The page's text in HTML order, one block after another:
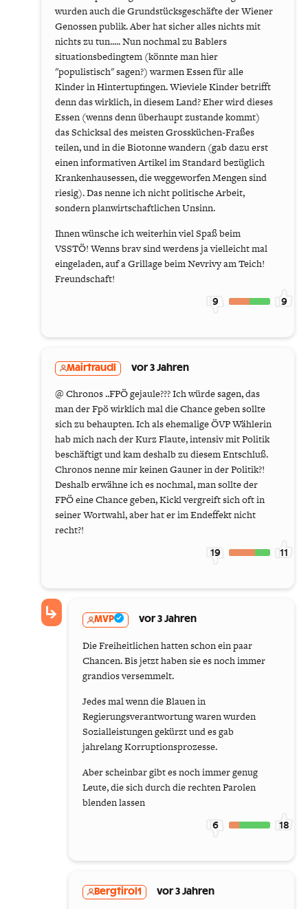
wurden auch die Grundstücksgeschäfte der Wiener
Genossen publik. Aber hat sicher alles nichts mit
nichts zu tun..... Nun nochmal zu Bablers
situationsbedingtem (könnte man hier
"populistisch" sagen?) warmen Essen für alle
Kinder in Hintertupfingen. Wieviele Kinder betrifft
denn das wirklich, in diesem Land? Eher wird dieses
Essen (wenns denn überhaupt zustande kommt)
das Schicksal des meisten Grossküchen-Fraßes
teilen, und in die Biotonne wandern (gab dazu erst
einen informativen Artikel im Standard bezüglich
Krankenhausessen, die weggeworfen Mengen sind
riesig). Das nenne ich nicht politische Arbeit,
sondern planwirtschaftlichen Unsinn.
Ihnen wünsche ich weiterhin viel Spaß beim
VSSTÖ! Wenns brav sind werdens ja vielleicht mal
eingeladen, auf a Grillage beim Nevrivy am Teich!
Freundschaft!
9 9
Mairtraudl vor 3 Jahren
@ Chronos ..FPÖ gejaule??? Ich würde sagen, das
man der Fpö wirklich mal die Chance geben sollte
sich zu behaupten. Ich als ehemalige ÖVP Wählerin
hab mich nach der Kurz Flaute, intensiv mit Politik
beschäftigt und kam deshalb zu diesem Entschluß.
Chronos nenne mir keinen Gauner in der Politik?!
Deshalb erwähne ich es nochmal, man sollte der
FPÖ eine Chance geben, Kickl vergreift sich oft in
seiner Wortwahl, aber hat er im Endeffekt nicht
recht?!
19 11
MVP vor 3 Jahren
Die Freiheitlichen hatten schon ein paar
Chancen. Bis jetzt haben sie es noch immer
grandios versemmelt.
Jedes mal wenn die Blauen in
Regierungsverantwortung waren wurden
Sozialleistungen gekürzt und es gab
jahrelang Korruptionsprozesse.
Aber scheinbar gibt es noch immer genug
Leute, die sich durch die rechten Parolen
blenden lassen
6 18
Bergtirol1 vor 3 Jahren